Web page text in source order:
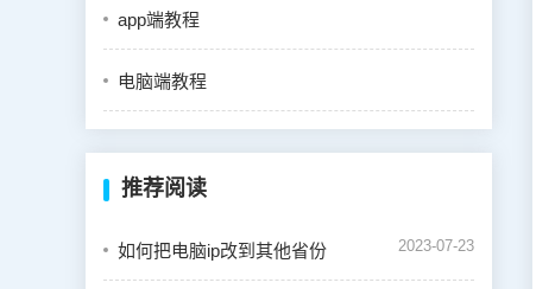
app端教程
电脑端教程
推荐阅读
如何把电脑ip改到其他省份 2023-07-23